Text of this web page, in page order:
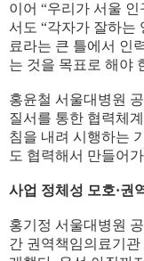
이어 “우리가 서울 인
서도 “각자가 잘하는
료라는 큰 틀에서 인
는 것을 목표로 해야
홍윤철 서울대병원
질서를 통한 협력체
침을 내려 시행하는
도 협력해서 만들어
사업 정체성 모호·권
홍기정 서울대병원
간 권역책임의료기